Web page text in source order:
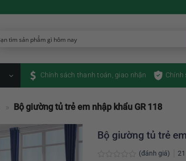
Chính sách thanh toán, giao nhận Chính
» Bộ giường tủ trẻ em nhập khẩu GR 118
Bộ giường tủ trẻ
(đánh giá) 21